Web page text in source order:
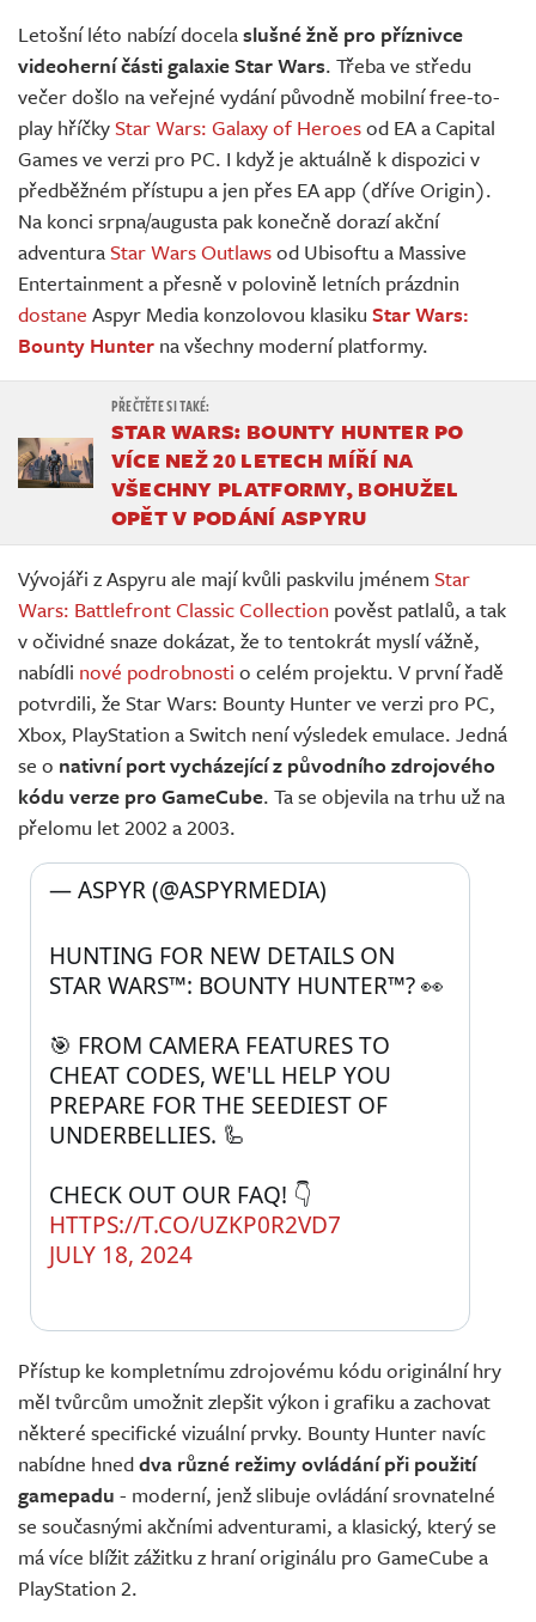
Živě
Letošní léto nabízí docelaslušné žně pro příznivce
videoherní části galaxie Star Wars. Třeba ve středu
večer došlo na veřejné vydání původně mobilní free-to-
play hříčkyStar Wars: Galaxy of Heroesod EA a Capital
Games ve verzi pro PC. I když je aktuálně k dispozici v
předběžném přístupu a jen přes EA app (dříve Origin).
Na konci srpna/augusta pak konečně dorazí akční
adventuraStar Wars Outlawsod Ubisoftu a Massive
Entertainment a přesně v polovině letních prázdnin
dostane Aspyr Media konzolovou klasiku Star Wars:
Bounty Hunter na všechny moderní platformy.
STAR WARS: BOUNTY HUNTER PO
VÍCE NEŽ 20 LETECH MÍŘÍ NA
VŠECHNY PLATFORMY, BOHUŽEL
OPĚT V PODÁNÍ ASPYRU
Vývojáři z Aspyru ale mají kvůli paskvilu jménem Star
Wars: Battlefront Classic Collection pověst patlalů, a tak
v očividné snaze dokázat, že to tentokrát myslí vážně,
nabídli nové podrobnosti o celém projektu. V první řadě
potvrdili, že Star Wars: Bounty Hunter ve verzi pro PC,
Xbox, PlayStation a Switch není výsledek emulace. Jedná
se o nativní port vycházející z původního zdrojového
kódu verze pro GameCube. Ta se objevila na trhu už na
přelomu let 2002 a 2003.
HUNTING FOR NEW DETAILS ON
STAR WARS™: BOUNTY HUNTER™? 👀
🎯 FROM CAMERA FEATURES TO
CHEAT CODES, WE'LL HELP YOU
PREPARE FOR THE SEEDIEST OF
UNDERBELLIES. 🦾
CHECK OUT OUR FAQ! 👇
HTTPS://T.CO/UZKP0R2VD7
— ASPYR (@ASPYRMEDIA)
JULY 18, 2024
Přístup ke kompletnímu zdrojovému kódu originální hry
měl tvůrcům umožnit zlepšit výkon i grafiku a zachovat
některé specifické vizuální prvky. Bounty Hunter navíc
nabídne hneddva různé režimy ovládání při použití
gamepadu - moderní, jenž slibuje ovládání srovnatelné
se současnými akčními adventurami, a klasický, který se
má více blížit zážitku z hraní originálu pro GameCube a
PlayStation 2.